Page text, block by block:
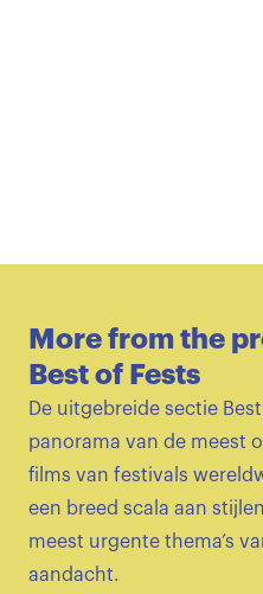
More from the
Best of Fests
De uitgebreide sectie
panorama van de meest
films van festivals
een breed scala aan
meest urgente thema’s
aandacht.